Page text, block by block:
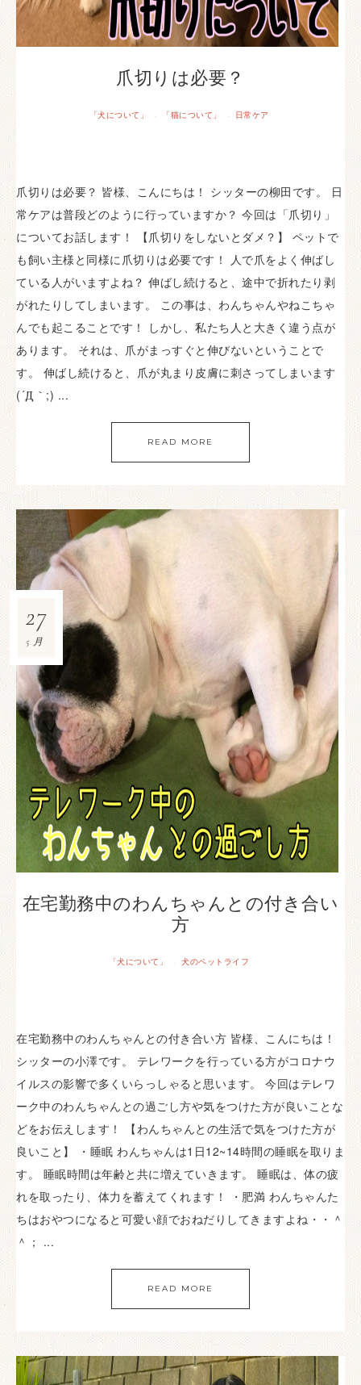
爪切りは必要？
「犬について」 · 「猫について」 · 日常ケア
爪切りは必要？ 皆様、こんにちは！ シッターの柳田です。 日
常ケアは普段どのように行っていますか？ 今回は「爪切り」
についてお話します！ 【爪切りをしないとダメ？】 ペットで
も飼い主様と同様に爪切りは必要です！ 人で爪をよく伸ばし
ている人がいますよね？ 伸ばし続けると、途中で折れたり剥
がれたりしてしまいます。 この事は、わんちゃんやねこちゃ
んでも起こることです！ しかし、私たち人と大きく違う点が
あります。 それは、爪がまっすぐと伸びないということで
す。 伸ばし続けると、爪が丸まり皮膚に刺さってしまいます
(´Д｀;) ...
READ MORE
在宅勤務中のわんちゃんとの付き合い
方
「犬について」 · 犬のペットライフ
27
5月
在宅勤務中のわんちゃんとの付き合い方 皆様、こんにちは！
シッターの小澤です。 テレワークを行っている方がコロナウ
イルスの影響で多くいらっしゃると思います。 今回はテレワ
ーク中のわんちゃんとの過ごし方や気をつけた方が良いことな
どをお伝えします！ 【わんちゃんとの生活で気をつけた方が
良いこと】 ・睡眠 わんちゃんは1日12~14時間の睡眠を取りま
す。 睡眠時間は年齢と共に増えていきます。 睡眠は、体の疲
れを取ったり、体力を蓄えてくれます！ ・肥満 わんちゃんた
ちはおやつになると可愛い顔でおねだりしてきますよね・・＾
＾； ...
READ MORE